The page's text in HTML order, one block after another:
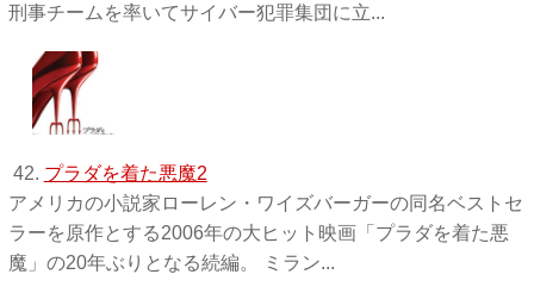
刑事チームを率いてサイバー犯罪集団に立...
42. プラダを着た悪魔2
アメリカの小説家ローレン・ワイズバーガーの同名ベストセ
ラーを原作とする2006年の大ヒット映画「プラダを着た悪
魔」の20年ぶりとなる続編。 ミラン...